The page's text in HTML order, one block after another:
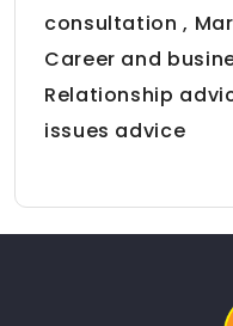
consultation ,
Career and
Relationship
issues advice